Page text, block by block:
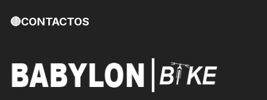
🔴CONTACTOS